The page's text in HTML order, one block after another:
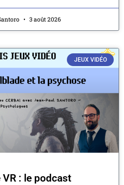
3 août 2026
JEUX VIDÉO
VR : le podcast